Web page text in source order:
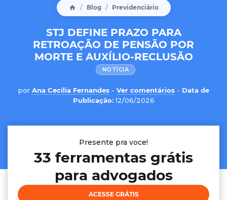
Blog Previdenciário
STJ DEFINE PRAZO PARA
RETROAÇÃO DE PENSÃO POR
MORTE E AUXÍLIO-RECLUSÃO
NOTÍCIA
por Ana Cecília Fernandes- Ver comentários - Data de
Publicação:12/06/2026
Presente pra voce!
33 ferramentas grátis
para advogados
ACESSE GRÁTIS